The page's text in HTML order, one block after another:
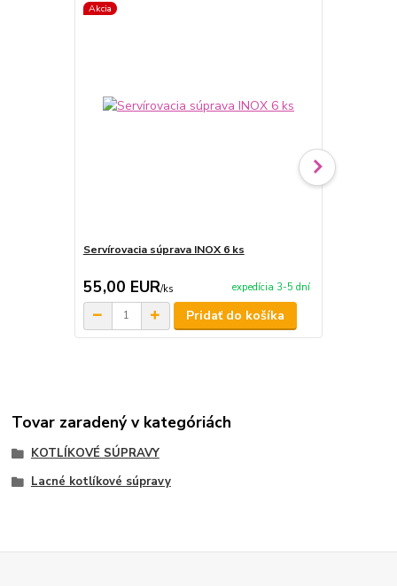
Akcia
Servírovacia súprava INOX 6 ks
55,00 EUR/ks expedícia 3-5 dní
Pridať do košíka
Tovar zaradený v kategóriách
KOTLÍKOVÉ SÚPRAVY
Lacné kotlíkové súpravy